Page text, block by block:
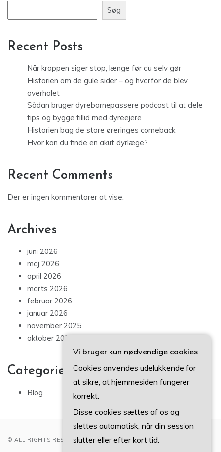
Søg
Recent Posts
Når kroppen siger stop, længe før du selv gør
Historien om de gule sider – og hvorfor de blev
overhalet
Sådan bruger dyrebarnepassere podcast til at dele
tips og bygge tillid med dyreejere
Historien bag de store øreringes comeback
Hvor kan du finde en akut dyrlæge?
Recent Comments
Der er ingen kommentarer at vise.
Archives
juni 2026
maj 2026
april 2026
marts 2026
februar 2026
januar 2026
november 2025
oktober 2025
Categories
Blog
© ALL RIGHTS RESERVED 2022
Vi bruger kun nødvendige cookies
Cookies anvendes udelukkende for
at sikre, at hjemmesiden fungerer
korrekt.
Disse cookies sættes af os og
slettes automatisk, når din session
slutter eller efter kort tid.